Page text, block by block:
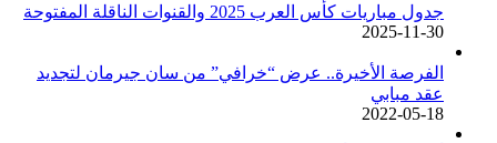
جدول مباريات كأس العرب 2025 والقنوات الناقلة المفتوحة
2025-11-30
الفرصة الأخيرة.. عرض “خرافي” من سان جيرمان لتجديد
عقد مبابي
2022-05-18